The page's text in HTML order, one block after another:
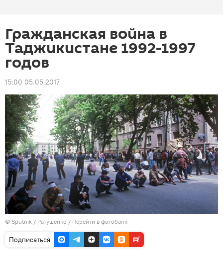
Гражданская война в
Таджикистане 1992-1997
годов
15:00 05.05.2017
© Sputnik / Ратушенко / Перейти в фотобанк
Подписаться